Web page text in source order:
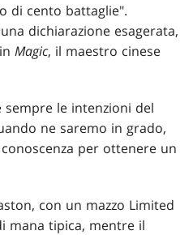
di cento battaglie".
dichiarazione esagerata,
inMagic, il maestro cinese
le intenzioni del
ne saremo in grado,
per ottenere un
con un mazzo Limited
mana tipica, mentre il